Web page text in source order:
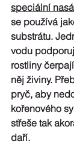
speciální
se používá
substrátu.
vodu
rostliny
něj živiny.
pryč, aby
kořenového
střeše tak
daří.